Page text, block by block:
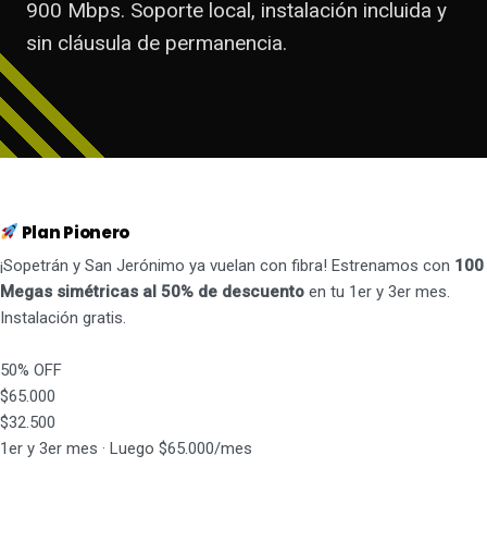
900 Mbps. Soporte local, instalación incluida y
sin cláusula de permanencia.
Plan Pionero
¡Sopetrán y San Jerónimo ya vuelan con fibra! Estrenamos con 100
Megas simétricas al 50% de descuento en tu 1er y 3er mes.
Instalación gratis.
50% OFF
$65.000
$32.500
1er y 3er mes · Luego $65.000/mes